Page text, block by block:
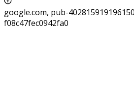
google.com, pub-
f08c47fec0942fa0